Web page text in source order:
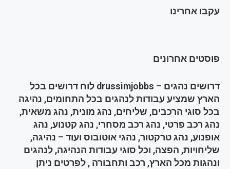
עקבו אחרינו
פוסטים אחרונים
דרושים נהגים – drussimjobbs לוח דרושים בכל
הארץ שמציע עבודות לנהגים בכל התחומים, נהיגה
בכל סוגי הרכבים, שליחים, נהג מונית, נהג משאית,
נהג רכב פרטי, נהג רכב מסחרי, נהג קטנוע, נהג
אופנוע, נהג טרקטור, נהגי אוטובוס ועוד – נהיגה,
שליחויות, הפצה, וכל סוגי עבודות הנהיגה, לנהגים
ונהגות מכל הארץ, רכב ותחבורה , לפרטים ניתן